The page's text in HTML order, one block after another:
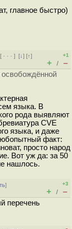
главное быстро)
· · ·][↓] [↑]
+1
+ / –
языка. В
рода выявляют
CVE
языка, и даже
факт:
просто народ
Вот уж да: за 50
нашлось.
]
+3
+ / –
перечень